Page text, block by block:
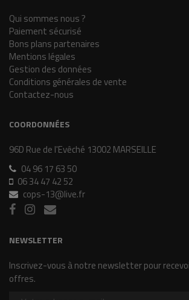
Qui sommes nous ?
Paiement sécurisé
Bons plans partenaires
Mentions légales
Gestion des données
Conditions générales de vente
Contactez-nous
COORDONNÉES
96D Rue de l'Evêché 13002 MARSEILLE
04 96 17 63 50
06 34 47 42 52
cops-13@live.fr
NEWSLETTER
Inscrivez-vous à notre newsletter pour
offres.